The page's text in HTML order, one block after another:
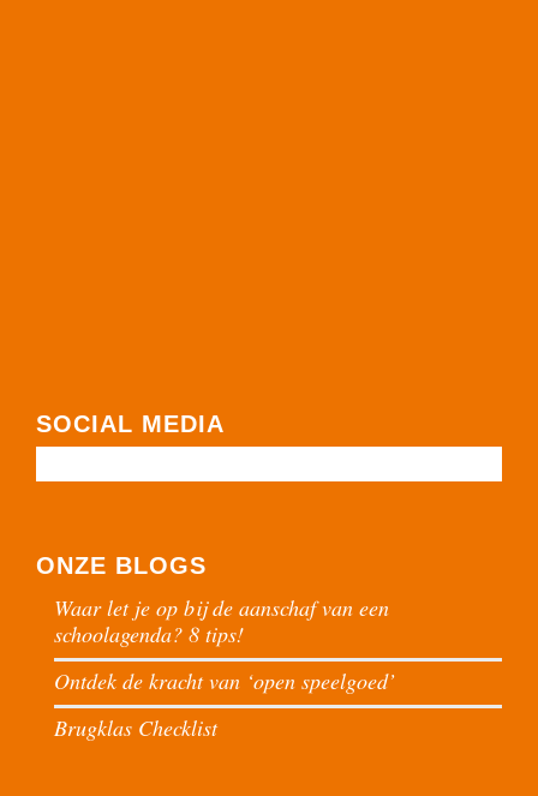
SOCIAL MEDIA
ONZE BLOGS
Waar let je op bij de aanschaf van een
schoolagenda? 8 tips!
Ontdek de kracht van ‘open speelgoed’
Brugklas Checklist